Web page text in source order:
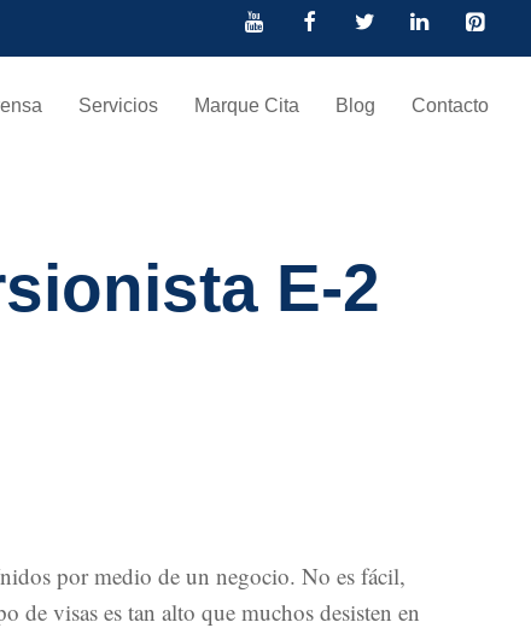
Servicios Marque Cita Blog Contacto
E-2
por medio de un negocio. No es fácil,
de visas es tan alto que muchos desisten en